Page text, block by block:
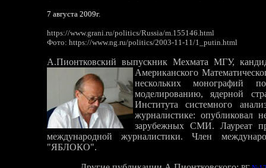
7 августа 2009г.
https://www.grani.ru/politics/Russia/m.155146.html
Фото: https://www.ng.ru/politics/2003-11-11/1_putin.html
А.Пионтковский выпускник Мехмата МГУ,
Американского
нескольких монографий
моделированию, ядерной
Института системного
журналистике: опубликовал
зарубежных СМИ. Лауреат
международной журналистики. Член
"ЯБЛОКО".